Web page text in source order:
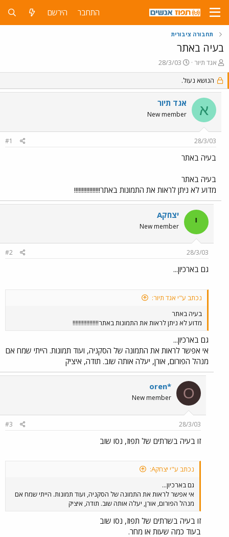
התחבר הירשם
תחבורה ציבורית
בעיה באתר
פ
ו
ת
ח
נ
אגד תיור
פ
ו
ס
ם
ב
ת
ך
28/3/03
הנושא נעול.
א אגד תיור
New member
28/3/03
#1
בעיה באתר
בעיה באתר
מדוע לא ניתן לראות את התמונות באתר!!!!!!!!!!!!!!!!!
י יצחקA
New member
28/3/03
#2
גם בארכיון...
נכתב ע"י אגד תיור:
בעיה באתר
מדוע לא ניתן לראות את התמונות באתר!!!!!!!!!!!!!!!!!
גם בארכיון...
אי אפשר לראות את התמונה של הסקניה, ועוד תמונות. הייתי שמח אם
מנהל הפורום, אורן, יעלה אותה שוב. תודה, איציק
O
oren*
New member
28/3/03
#3
זו בעיה בשרתים של תפוז, נסו שוב
נכתב ע"י יצחקA:
גם בארכיון...
אי אפשר לראות את התמונה של הסקניה, ועוד תמונות. הייתי שמח אם
מנהל הפורום, אורן, יעלה אותה שוב. תודה, איציק
זו בעיה בשרתים של תפוז, נסו שוב
בעוד כמה שעות או מחר.